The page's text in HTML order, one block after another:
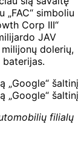
„FAC“ simboliu
Corp III“
JAV
milijonų dolerių,
filialų